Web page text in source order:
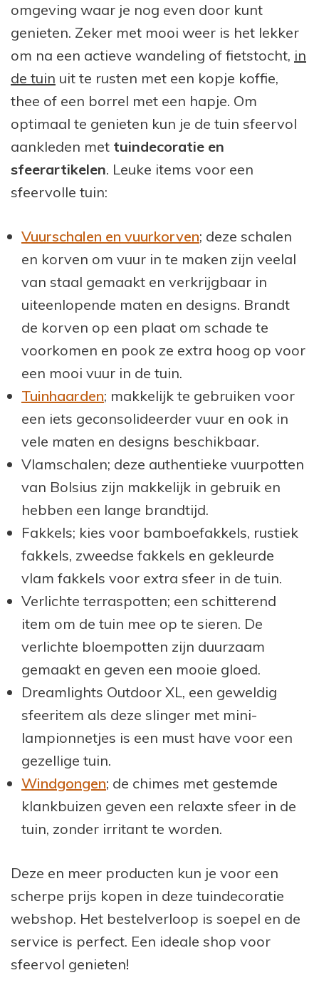
omgeving waar je nog even door kunt
genieten. Zeker met mooi weer is het lekker
om na een actieve wandeling of fietstocht, in
de tuin uit te rusten met een kopje koffie,
thee of een borrel met een hapje. Om
optimaal te genieten kun je de tuin sfeervol
aankleden met tuindecoratie en
sfeerartikelen. Leuke items voor een
sfeervolle tuin:
Vuurschalen en vuurkorven; deze schalen
en korven om vuur in te maken zijn veelal
van staal gemaakt en verkrijgbaar in
uiteenlopende maten en designs. Brandt
de korven op een plaat om schade te
voorkomen en pook ze extra hoog op voor
een mooi vuur in de tuin.
Tuinhaarden; makkelijk te gebruiken voor
een iets geconsolideerder vuur en ook in
vele maten en designs beschikbaar.
Vlamschalen; deze authentieke vuurpotten
van Bolsius zijn makkelijk in gebruik en
hebben een lange brandtijd.
Fakkels; kies voor bamboefakkels, rustiek
fakkels, zweedse fakkels en gekleurde
vlam fakkels voor extra sfeer in de tuin.
Verlichte terraspotten; een schitterend
item om de tuin mee op te sieren. De
verlichte bloempotten zijn duurzaam
gemaakt en geven een mooie gloed.
Dreamlights Outdoor XL, een geweldig
sfeeritem als deze slinger met mini-
lampionnetjes is een must have voor een
gezellige tuin.
Windgongen; de chimes met gestemde
klankbuizen geven een relaxte sfeer in de
tuin, zonder irritant te worden.
Deze en meer producten kun je voor een
scherpe prijs kopen in deze tuindecoratie
webshop. Het bestelverloop is soepel en de
service is perfect. Een ideale shop voor
sfeervol genieten!